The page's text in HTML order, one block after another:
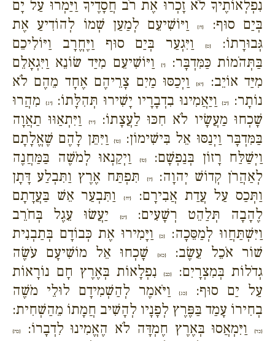
נִפְלְאוֹתֶיךָ לֹא זָכְרוּ אֶת רֹב חֲסָדֶיךָ וַיַּמְרוּ עַל יָם
בְּיַם סוּף:
{ח}וַיּוֹשִׁיעֵם לְמַעַן שְׁמוֹ לְהוֹדִיעַ אֶת
גְּבוּרָתוֹ:
{ט}וַיִּגְעַר בְּיַם סוּף וַיֶּחֱרָב וַיּוֹלִיכֵם
בַּתְּהֹמוֹת כַּמִּדְבָּר:{י}
וַיּוֹשִׁיעֵם מִיַּד שׂוֹנֵא וַיִּגְאָלֵם
מִיַּד אוֹיֵב:
{יא}וַיְכַסּוּ מַיִם צָרֵיהֶם אֶחָד מֵהֶם לֹא
נוֹתָר:
{יב}וַיַּאֲמִינוּ בִדְבָרָיו יָשִׁירוּ תְּהִלָּתוֹ:{יג}
מִהֲרוּ
שָׁכְחוּ מַעֲשָׂיו לֹא חִכּוּ לַעֲצָתוֹ:{יד}
וַיִּתְאַוּוּ תַאֲוָה
בַּמִּדְבָּר וַיְנַסּוּ אֵל בִּישִׁימוֹן:{טו}
וַיִּתֵּן לָהֶם שֶׁאֱלָתָם
וַיְשַׁלַּח רָזוֹן בְּנַפְשָׁם:{טז}
וַיְקַנְאוּ לְמֹשֶׁה בַּמַּחֲנֶה
לְאַהֲרֹן קְדוֹשׁ יְהוָה:{יז}
תִּפְתַּח אֶרֶץ וַתִּבְלַע דָּתָן
וַתְּכַס עַל עֲדַת אֲבִירָם:
{יח}וַתִּבְעַר אֵשׁ בַּעֲדָתָם
לֶהָבָה תְּלַהֵט רְשָׁעִים:{יט}
יַעֲשׂוּ עֵגֶל בְּחֹרֵב
וַיִּשְׁתַּחֲווּ לְמַסֵּכָה:
{כ}וַיָּמִירוּ אֶת כְּבוֹדָם בְּתַבְנִית
שׁוֹר אֹכֵל עֵשֶׂב:
{כא}
שָׁכְחוּ אֵל מוֹשִׁיעָם עֹשֶׂה
גְדֹלוֹת בְּמִצְרָיִם:
{כב}נִפְלָאוֹת בְּאֶרֶץ חָם נוֹרָאוֹת
עַל יַם סוּף:
{כג}וַיֹּאמֶר לְהַשְׁמִידָם לוּלֵי מֹשֶׁה
בְחִירוֹ עָמַד בַּפֶּרֶץ לְפָנָיו לְהָשִׁיב חֲמָתוֹ מֵהַשְׁחִית:
{כד} וַיִּמְאֲסוּ בְּאֶרֶץ חֶמְדָּה לֹא הֶאֱמִינוּ לִדְבָרוֹ: {כה}